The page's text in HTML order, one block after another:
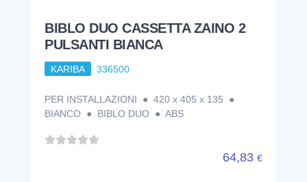
BIBLO DUO CASSETTA ZAINO 2
PULSANTI BIANCA
KARIBA 336500
PER INSTALLAZIONI ● 420 x 405 x 135 ●
BIANCO ● BIBLO DUO ● ABS
64,83 €